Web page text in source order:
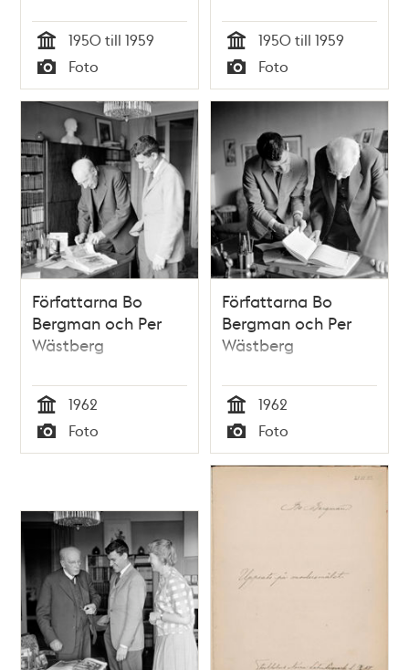
Tid
1950 till 1959
Typ
Foto Tid
1950 till 1959
Typ
Foto
Författarna Bo
Bergman och Per
Wästberg
Tid
1962
Typ
Foto
Författarna Bo
Bergman och Per
Wästberg
Tid
1962
Typ
Foto